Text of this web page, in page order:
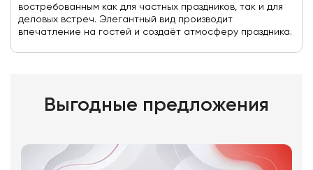
востребованным как для частных праздников, так и для
деловых встреч. Элегантный вид производит
впечатление на гостей и создаёт атмосферу праздника.
Выгодные предложения